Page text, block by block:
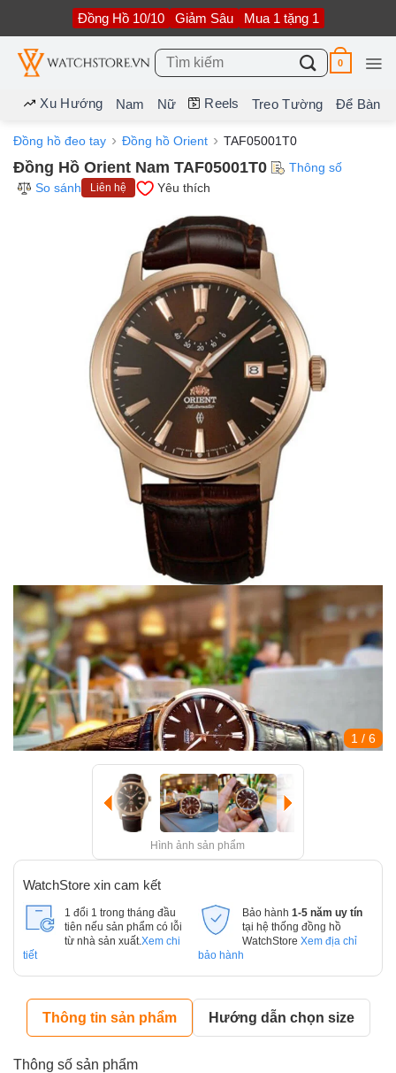
nội
dung
Đồng Hồ 10/10 Giảm Sâu Mua 1 tặng 1
Tìm
kiếm:
0
Xu Hướng Nam Nữ Reels Treo Tường Để Bàn
Đồng hồ đeo tay Đồng hồ Orient TAF05001T0
Đồng Hồ Orient Nam TAF05001T0
Thông số
So sánh
Liên hệ Yêu thích
1 / 6
Hình ảnh sản phẩm
WatchStore xin cam kết
1 đổi 1 trong tháng đầu
tiên nếu sản phẩm có lỗi
từ nhà sản xuất. Xem chi
tiết
Bảo hành 1-5 năm uy tín
tại hệ thống đồng hồ
WatchStore Xem địa chỉ
bảo hành
Thông tin sản phẩm Hướng dẫn chọn size
Thông số sản phẩm